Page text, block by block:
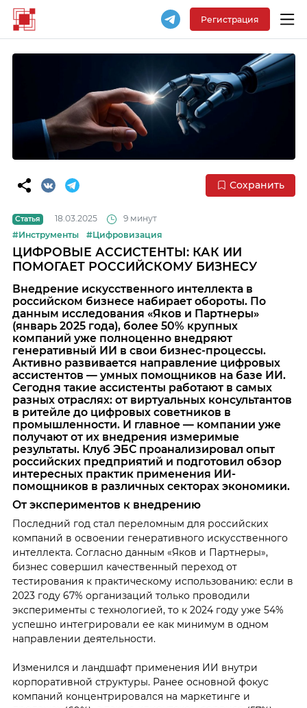
Регистрация
Сохранить
Статья 18.03.2025
9 минут
#Инструменты
#Цифровизация
ЦИФРОВЫЕ АССИСТЕНТЫ: КАК ИИ
ПОМОГАЕТ РОССИЙСКОМУ БИЗНЕСУ
Внедрение искусственного интеллекта в
российском бизнесе набирает обороты. По
данным исследования «Яков и Партнеры»
(январь 2025 года), более 50% крупных
компаний уже полноценно внедряют
генеративный ИИ в свои бизнес-процессы.
Активно развивается направление цифровых
ассистентов — умных помощников на базе ИИ.
Сегодня такие ассистенты работают в самых
разных отраслях: от виртуальных консультантов
в ритейле до цифровых советников в
промышленности. И главное — компании уже
получают от их внедрения измеримые
результаты. Клуб ЭБС проанализировал опыт
российских предприятий и подготовил обзор
интересных практик применения ИИ-
помощников в различных секторах экономики.
От экспериментов к внедрению
Последний год стал переломным для российских
компаний в освоении генеративного искусственного
интеллекта. Согласно данным «Яков и Партнеры»,
бизнес совершил качественный переход от
тестирования к практическому использованию: если в
2023 году 67% организаций только проводили
эксперименты с технологией, то к 2024 году уже 54%
успешно интегрировали ее как минимум в одном
направлении деятельности.
Изменился и ландшафт применения ИИ внутри
корпоративной структуры. Ранее основной фокус
компаний концентрировался на маркетинге и